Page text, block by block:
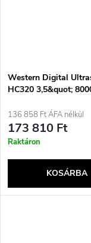
Western Digital
HC320 3,5&quot;
136 858 Ft ÁFA nélkül
173 810 Ft
Raktáron
KOSÁRBA